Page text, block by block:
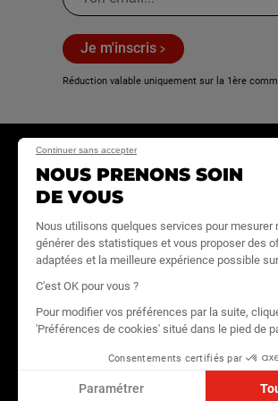
Continuer sans accepter
NOUS PRENONS SOIN
DE VOUS
Nous utilisons quelques services pour mesurer
générer des statistiques et vous proposer des
adaptées et la meilleure expérience possible
C'est OK pour vous ?
Pour modifier vos préférences par la suite,
'Préférences de cookies' situé dans le pied de
Consentements certifiés par
Paramétrer
Je m'inscris
Réduction valable uniquement sur la 1ère
E-SHOP
Huiles moteur
Maintenance
Entretien
Echanges &
Store locator
On recrute